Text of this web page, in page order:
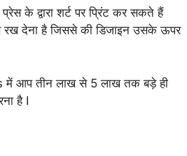
प्रेस के द्वारा शर्ट पर प्रिंट कर सकते हैं
देना है जिससे की डिजाइन उसके ऊपर
आप तीन लाख से 5 लाख तक बड़े ही
है I